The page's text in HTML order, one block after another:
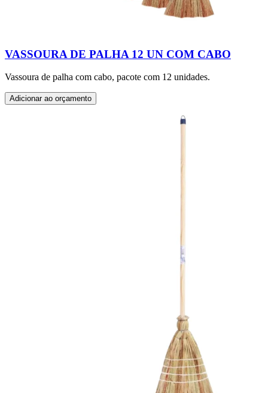
VASSOURA DE PALHA 12 UN COM CABO
Vassoura de palha com cabo, pacote com 12 unidades.
Adicionar ao orçamento